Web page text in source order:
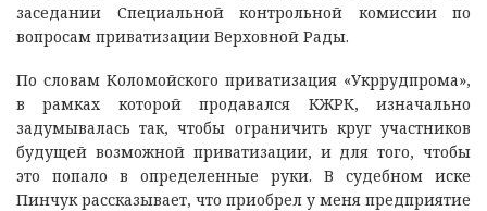
заседании Специальной контрольной комиссии по
вопросам приватизации Верховной Рады.
По словам Коломойского приватизация «Укррудпрома»,
в рамках которой продавался КЖРК, изначально
задумывалась так, чтобы ограничить круг участников
будущей возможной приватизации, и для того, чтобы
это попало в определенные руки. В судебном иске
Пинчук рассказывает, что приобрел у меня предприятие